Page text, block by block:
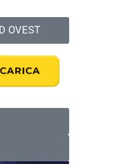
OVEST